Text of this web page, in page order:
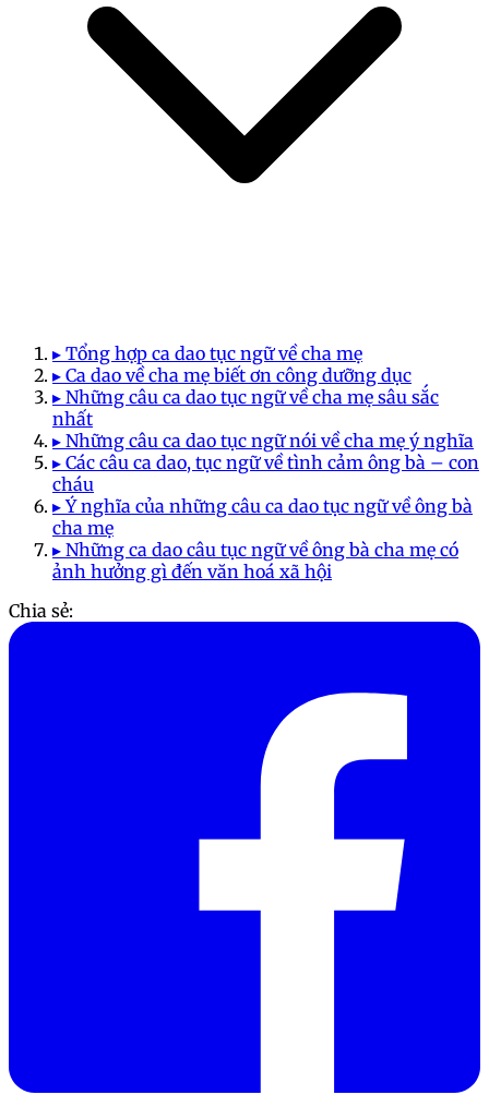
▸ Tổng hợp ca dao tục ngữ về cha mẹ
▸ Ca dao về cha mẹ biết ơn công dưỡng dục
▸ Những câu ca dao tục ngữ về cha mẹ sâu sắc
nhất
▸ Những câu ca dao tục ngữ nói về cha mẹ ý nghĩa
▸ Các câu ca dao, tục ngữ về tình cảm ông bà – con
cháu
▸ Ý nghĩa của những câu ca dao tục ngữ về ông bà
cha mẹ
▸ Những ca dao câu tục ngữ về ông bà cha mẹ có
ảnh hưởng gì đến văn hoá xã hội
Chia sẻ: